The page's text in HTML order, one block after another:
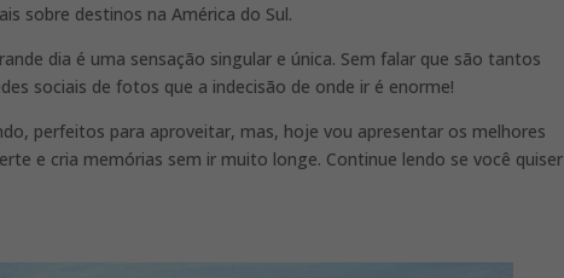
sobre destinos na América do Sul.
dia é uma sensação singular e única. Sem falar que são tantos
sociais de fotos que a indecisão de onde ir é enorme!
perfeitos para aproveitar, mas, hoje vou apresentar os melhores
e cria memórias sem ir muito longe. Continue lendo se você quiser